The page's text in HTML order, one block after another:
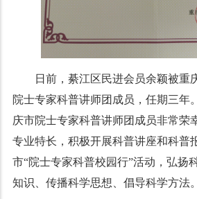
日前，綦江区民进会员余颖被重
院士专家科普讲师团成员，任期三年
庆市院士专家科普讲师团成员非常荣
专业特长，积极开展科普讲座和科普
市“院士专家科普校园行”活动，弘扬
知识、传播科学思想、倡导科学方法。